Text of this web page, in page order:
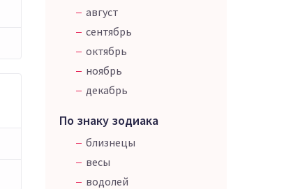
август
сентябрь
октябрь
ноябрь
декабрь
По знаку зодиака
близнецы
весы
водолей